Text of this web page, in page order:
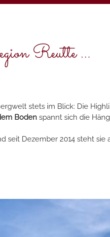
Reutte ...
stets im Blick: Die
Boden spannt sich die
seit Dezember 2014 steht sie